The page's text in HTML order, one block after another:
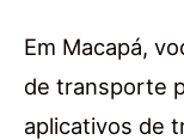
Em Macapá,
de transporte
aplicativos de